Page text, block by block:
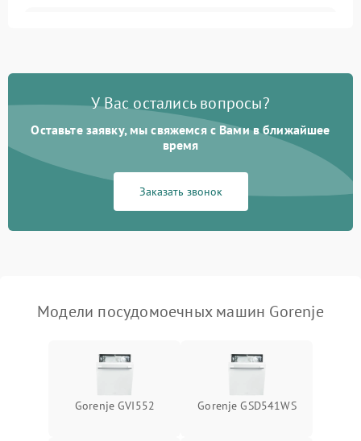
Проблемы с набором
Не работает сушилка 2100 ₽ Подробнее →
Сбои в работе таймера 1700 ₽
У Вас остались вопросы?
Оставьте заявку, мы свяжемся с Вами в ближайшее
время
Заказать звонок
Модели посудомоечных машин Gorenje
Gorenje GVI552 Gorenje GSD541WS